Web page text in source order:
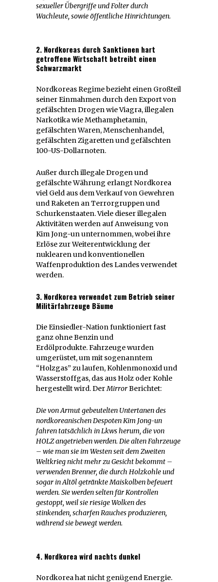
sexueller Übergriffe und Folter durch
Wachleute, sowie öffentliche Hinrichtungen.
2. Nordkoreas durch Sanktionen hart
getroffene Wirtschaft betreibt einen
Schwarzmarkt
Nordkoreas Regime bezieht einen Großteil
seiner Einmahmen durch den Export von
gefälschten Drogen wie Viagra, illegalen
Narkotika wie Methamphetamin,
gefälschten Waren, Menschenhandel,
gefälschten Zigaretten und gefälschten
100-US-Dollarnoten.
Außer durch illegale Drogen und
gefälschte Währung erlangt Nordkorea
viel Geld aus dem Verkauf von Gewehren
und Raketen an Terrorgruppen und
Schurkenstaaten. Viele dieser illegalen
Aktivitäten werden auf Anweisung von
Kim Jong-un unternommen, wobei ihre
Erlöse zur Weiterentwicklung der
nuklearen und konventionellen
Waffenproduktion des Landes verwendet
werden.
3. Nordkorea verwendet zum Betrieb seiner
Militärfahrzeuge Bäume
Die Einsiedler-Nation funktioniert fast
ganz ohne Benzin und
Erdölprodukte. Fahrzeuge wurden
umgerüstet, um mit sogenanntem
“Holzgas” zu laufen, Kohlenmonoxid und
Wasserstoffgas, das aus Holz oder Kohle
hergestellt wird. DerMirrorBerichtet:
Die von Armut gebeutelten Untertanen des
nordkoreanischen Despoten Kim Jong-un
fahren tatsächlich in Lkws herum, die von
HOLZ angetrieben werden. Die alten Fahrzeuge
– wie man sie im Westen seit dem Zweiten
Weltkrieg nicht mehr zu Gesicht bekommt –
verwendenBrenner, die durch Holzkohle und
sogar in Altöl getränkte Maiskolben befeuert
werden. Sie werden selten für Kontrollen
gestoppt, weil sie riesige Wolken des
stinkenden, scharfen Rauches produzieren,
während sie bewegt werden.
4. Nordkorea wird nachts dunkel
Nordkorea hat nicht genügend Energie.